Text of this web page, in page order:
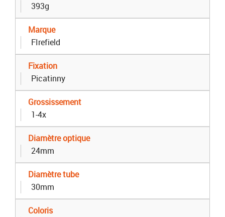
393g
Marque
FIrefield
Fixation
Picatinny
Grossissement
1-4x
Diamètre optique
24mm
Diamètre tube
30mm
Coloris